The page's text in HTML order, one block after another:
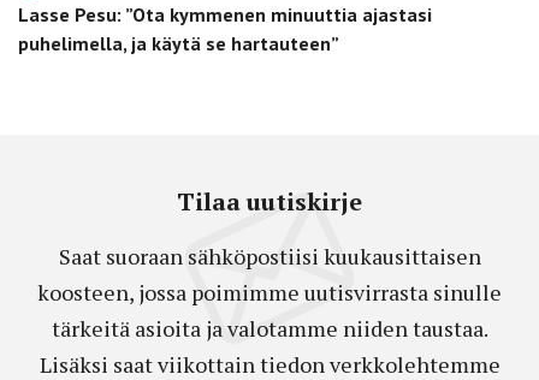
Lasse Pesu: ”Ota kymmenen minuuttia ajastasi
puhelimella, ja käytä se hartauteen”
Tilaa uutiskirje
Saat suoraan sähköpostiisi kuukausittaisen
koosteen, jossa poimimme uutisvirrasta sinulle
tärkeitä asioita ja valotamme niiden taustaa.
Lisäksi saat viikottain tiedon verkkolehtemme